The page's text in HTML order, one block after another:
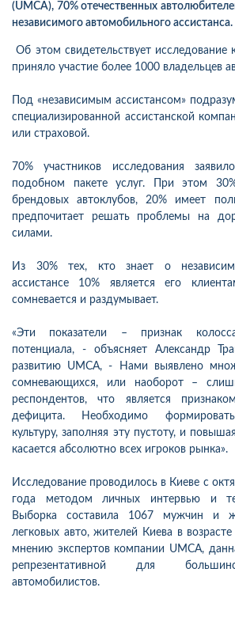
(UMCA), 70% отечественных
независимого автомобильного ассистанса.
Об этом свидетельствует исследование
приняло участие более 1000 владельцев
Под «независимым ассистансом»
специализированной ассистанской
или страховой.
70% участников исследования
подобном пакете услуг. При этом
брендовых автоклубов, 20% имеет
предпочитает решать проблемы на
силами.
Из 30% тех, кто знает о
ассистансе 10% является его
сомневается и раздумывает.
«Эти показатели – признак
потенциала, - объясняет Александр
развитию UMCA, - Нами выявлено
сомневающихся, или наоборот –
респондентов, что является
дефицита. Необходимо
культуру, заполняя эту пустоту, и
касается абсолютно всех игроков рынка».
Исследование проводилось в Киеве с
года методом личных интервью и
Выборка составила 1067 мужчин и
легковых авто, жителей Киева в
мнению экспертов компании UMCA,
репрезентативной для
автомобилистов.